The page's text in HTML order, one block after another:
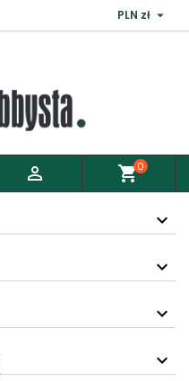
PLN zł 
 shopping_cart0